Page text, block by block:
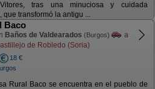
tras una minuciosa y cuidada
que transformó la antigu ...
Baco
Baños de Valdearados (Burgos)
a
de Robledo (Soria)
18 €
Rural Baco se encuentra en el pueblo de